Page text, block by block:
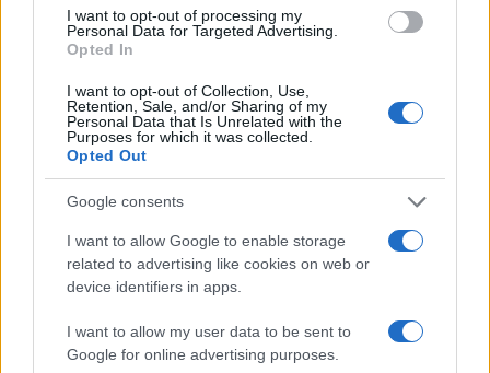
I want to opt-out of processing my
Personal Data for Targeted Advertising.
Opted In
I want to opt-out of Collection, Use,
Retention, Sale, and/or Sharing of my
Personal Data that Is Unrelated with the
Purposes for which it was collected.
Opted Out
Google consents
I want to allow Google to enable storage
related to advertising like cookies on web or
device identifiers in apps.
I want to allow my user data to be sent to
Google for online advertising purposes.
E-mail cím
Feliratkozom a hírlevélre és elfogadom az
szabályzatot!
Open Orfű: mozgás, zene, közösség
Augusztus első hétvégéjén (augusztus 1-2.) a Pécsi-tó partja